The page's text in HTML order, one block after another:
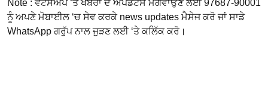
Note : ਵਟਸਐਪ ‘ਤੇ ਖਬਰਾਂ ਦੇ ਅਪਡੇਟਸ ਮੰਗਵਾਉਣ ਲਈ 97687-90001
ਨੂੰ ਅਪਣੇ ਮੋਬਾਈਲ ‘ਚ ਸੇਵ ਕਰਕੇ news updates ਮੈਸੇਜ ਕਰੋ ਜਾਂ ਸਾਡੇ
WhatsApp ਗਰੁੱਪ ਨਾਲ ਜੁੜਣ ਲਈ ‘ਤੇ ਕਲਿੱਕ ਕਰੋ।